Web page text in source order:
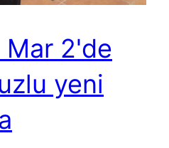
Mar 2'de
yeni